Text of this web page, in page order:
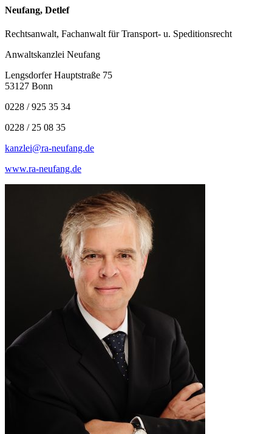
Neufang, Detlef
Rechtsanwalt, Fachanwalt für Transport- u. Speditionsrecht
Anwaltskanzlei Neufang
Lengsdorfer Hauptstraße 75
53127 Bonn
0228 / 925 35 34
0228 / 25 08 35
kanzlei@ra-neufang.de
www.ra-neufang.de